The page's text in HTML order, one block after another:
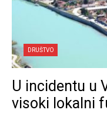
DRUŠTVO
U incidentu u
visoki lokalni